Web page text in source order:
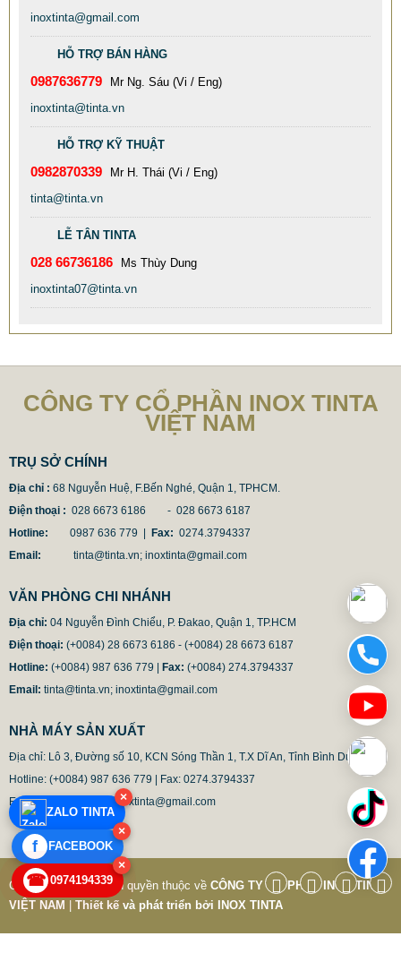
×
ZALO TINTA
×
f FACEBOOK
×
☎ 0974194339
ĐỘNG THEO HƯỚNG GIÓ
23.000.000 VNĐ25.000.000 VNĐ
Mã sản phẩm: COT-CO-INOX-QUAY-360-DO
CỘT CỜ INOX CAO CẤP. COT CO INOX CHAT LUONG
CAO
9.850.000 VNĐ
inoxtinta@gmail.com
HỖ TRỢ BÁN HÀNG
0987636779
Mr Ng. Sáu (Vi / Eng)
inoxtinta@tinta.vn
HỖ TRỢ KỸ THUẬT
0982870339
Mr H. Thái (Vi / Eng)
tinta@tinta.vn
LỄ TÂN TINTA
028 66736186
Ms Thùy Dung
inoxtinta07@tinta.vn
CÔNG TY CỔ PHẦN INOX TINTA
VIỆT NAM
TRỤ SỞ CHÍNH
Địa chỉ : 68 Nguyễn Huệ, F.Bến Nghé, Quận 1, TPHCM.
Điện thoại : 028 6673 6186 - 028 6673 6187
Hotline: 0987 636 779 | Fax: 0274.3794337
Email:
tinta@tinta.vn; inoxtinta@gmail.com
VĂN PHÒNG CHI NHÁNH
Địa chỉ: 04 Nguyễn Đình Chiểu, P. Đakao, Quận 1, TP.HCM
Điện thoại: (+0084) 28 6673 6186 - (+0084) 28 6673 6187
Hotline: (+0084) 987 636 779 | Fax: (+0084) 274.3794337
Email: tinta@tinta.vn; inoxtinta@gmail.com
NHÀ MÁY SẢN XUẤT
Địa chỉ: Lô 3, Đường số 10, KCN Sóng Thần 1, T.X Dĩ An, Tỉnh Bình Duong
Hotline: (+0084) 987 636 779 | Fax: 0274.3794337
Email: tinta@tinta.vn; inoxtinta@gmail.com
Copyright © 2017 Bản quyền thuộc về CÔNG TY CỔ PHẦN INOX TINTA
VIỆT NAM
Thiết kế và phát triển bởi INOX TINTA